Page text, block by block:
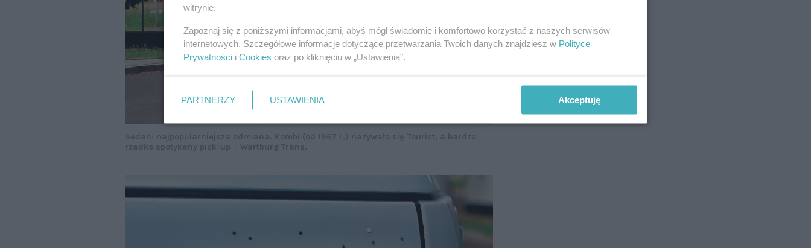
witrynie.
Zapoznaj się z poniższymi informacjami, abyś mógł świadomie i komfortowo korzystać z naszych serwisów
internetowych. Szczegółowe informacje dotyczące przetwarzania Twoich danych znajdziesz w Polityce
Prywatności i Cookies oraz po kliknięciu w „Ustawienia”.
PARTNERZY USTAWIENIA Akceptuję